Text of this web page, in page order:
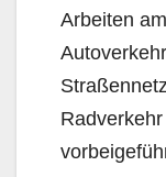
Arbeiten